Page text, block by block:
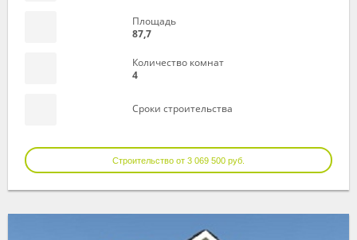
Площадь
87,7
Количество комнат
4
Сроки строительства
Строительство от 3 069 500 руб.